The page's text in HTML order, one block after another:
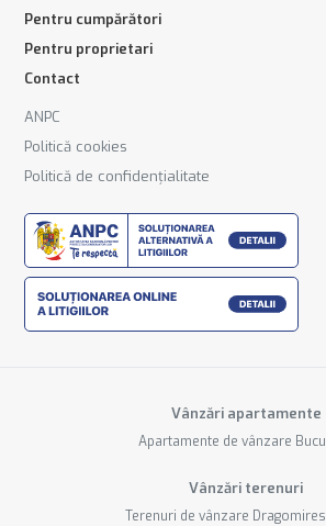
Pentru cumpărători
Pentru proprietari
Contact
ANPC
Politică cookies
Politică de confidențialitate
Vânzări apartamente
Apartamente de vânzare
Vânzări terenuri
Terenuri de vânzare